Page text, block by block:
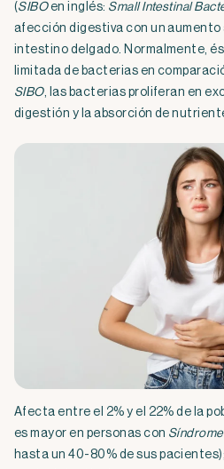
(SIBOen inglés: Small Intestinal
afección digestiva con un aumento
intestino delgado. Normalmente,
limitada de bacterias en
SIBO, las bacterias proliferan en
digestión y la absorción de
Afecta entre el 2% y el 22% de la
es mayor en personas con
hasta un 40-80% de sus